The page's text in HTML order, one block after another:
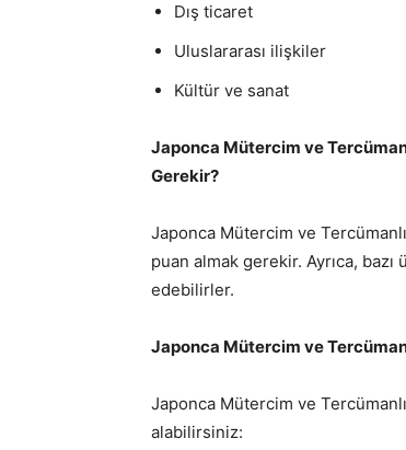
Dış ticaret
Uluslararası ilişkiler
Kültür ve sanat
Japonca Mütercim ve
Gerekir?
Japonca Mütercim ve
puan almak gerekir. Ayrıca,
edebilirler.
Japonca Mütercim ve
Japonca Mütercim ve
alabilirsiniz: